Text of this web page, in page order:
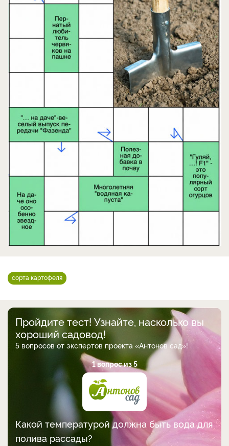
сорта картофеля
Пройдите тест! Узнайте, насколько вы
хороший садовод!
5 вопросов от экспертов проекта «Антонов сад»!
1 вопрос из 5
Какой температурой должна быть вода для
полива рассады?